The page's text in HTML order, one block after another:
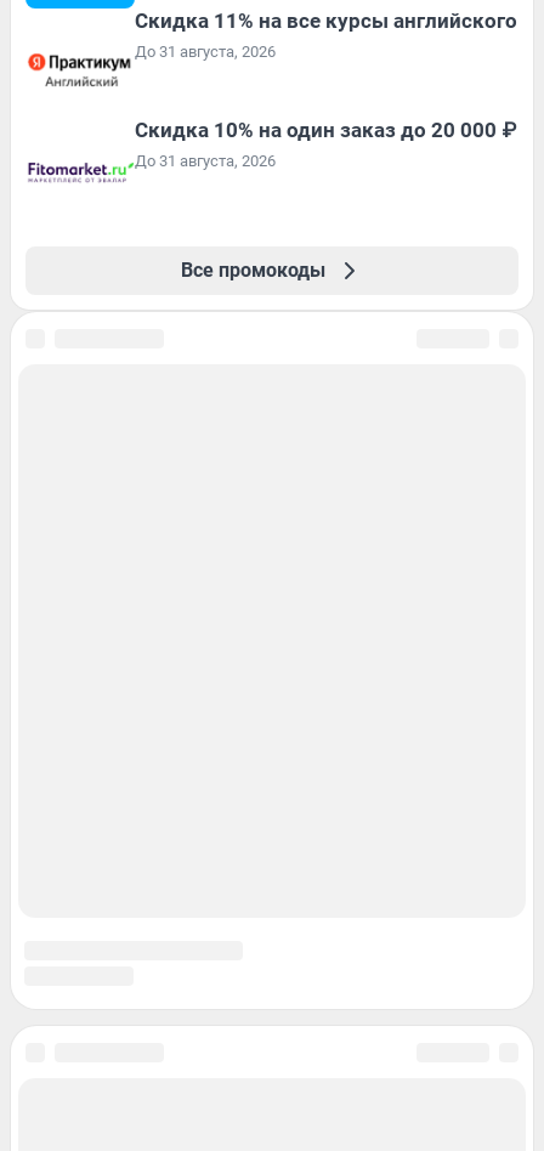
Скидка 11% на все курсы английского
До 31 августа, 2026
Скидка 10% на один заказ до 20 000 ₽
До 31 августа, 2026
Все промокоды